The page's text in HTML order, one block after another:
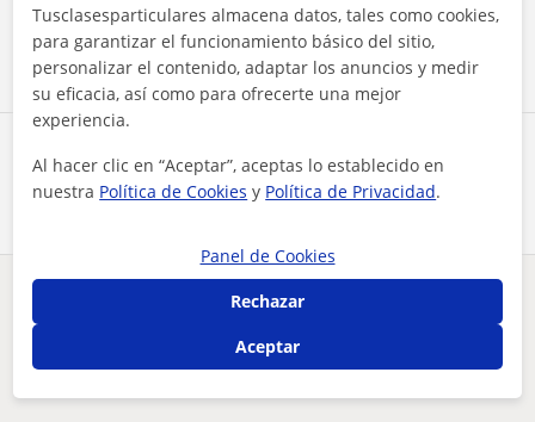
Comparte a este profesor
Contactar ahora
¿Hay algún error en este perfil?
Tus clases particulares On-line
Matemáticas aplicadas
Tusclasesparticulares almacena datos, tales como cookies,
para garantizar el funcionamiento básico del sitio,
personalizar el contenido, adaptar los anuncios y medir
su eficacia, así como para ofrecerte una mejor
experiencia.
Al hacer clic en “Aceptar”, aceptas lo establecido en
nuestra Política de Cookies y Política de Privacidad.
Panel de Cookies
Rechazar
Aceptar